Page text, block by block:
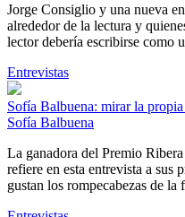
Jorge Consiglio y una nueva
alrededor de la lectura y
lector debería escribirse como
Entrevistas
Sofía Balbuena: mirar la
Sofía Balbuena
La ganadora del Premio
refiere en esta entrevista a sus
gustan los rompecabezas de la